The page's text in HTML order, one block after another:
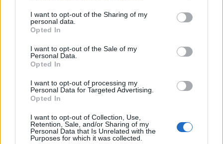
not limited to your visit or usage behaviour. You may click to
grant or deny consent to Google and its third-party tags to
use your data for below specified purposes in below Google
consent section.
I want to opt-out of the Sharing of my
personal data.
Opted In
I want to opt-out of the Sale of my
Personal Data.
Opted In
I want to opt-out of processing my
Personal Data for Targeted Advertising.
Opted In
I want to opt-out of Collection, Use,
Retention, Sale, and/or Sharing of my
Personal Data that Is Unrelated with the
Purposes for which it was collected.
Αυτό θα απομακρύνει τις οσμές και θα
διατηρήσει το πλυντήριο φρέσκο.
Τα οφέλη των φύλλων δάφνης
Από την αρχαιότητα, τα φύλλα δάφνης έχουν
αξιοποιηθεί τόσο στη μαγειρική όσο και στη
αναδεικνύει τις γεύσεις, ενώ οι ευεργετικές τους
ιδιότητες είναι αμέτρητες. Πλούσια σε βιταμίνη Β,